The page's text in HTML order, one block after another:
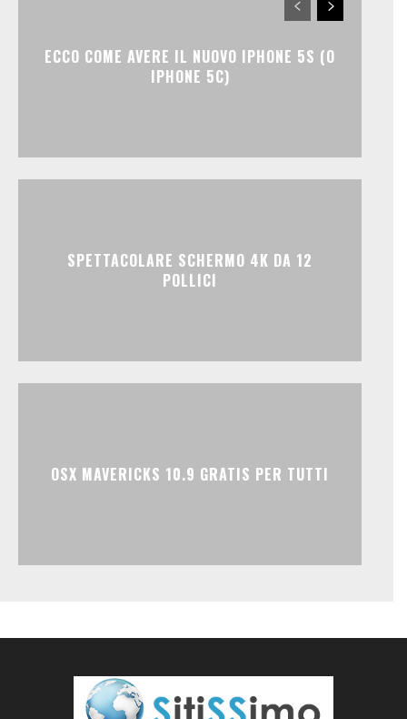
ECCO COME AVERE IL NUOVO IPHONE 5S (O
IPHONE 5C)
SPETTACOLARE SCHERMO 4K DA 12
POLLICI
OSX MAVERICKS 10.9 GRATIS PER TUTTI